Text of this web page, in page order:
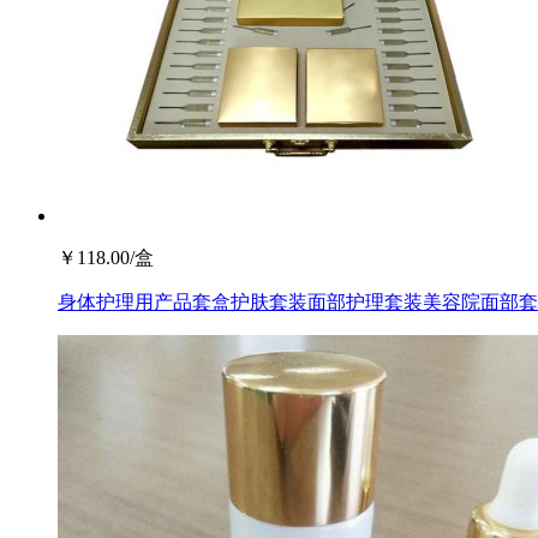
￥ 118.00/盒
身体护理用产品套盒护肤套装面部护理套装美容院面部